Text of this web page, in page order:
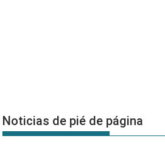
Noticias de pié de página